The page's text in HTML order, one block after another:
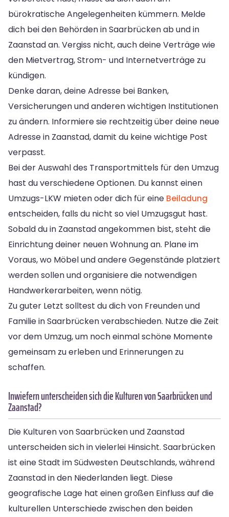
bürokratische Angelegenheiten kümmern. Melde
dich bei den Behörden in Saarbrücken ab und in
Zaanstad an. Vergiss nicht, auch deine Verträge wie
den Mietvertrag, Strom- und Internetverträge zu
kündigen.
Denke daran, deine Adresse bei Banken,
Versicherungen und anderen wichtigen Institutionen
zu ändern. Informiere sie rechtzeitig über deine neue
Adresse in Zaanstad, damit du keine wichtige Post
verpasst.
Bei der Auswahl des Transportmittels für den Umzug
hast du verschiedene Optionen. Du kannst einen
Umzugs-LKW mieten oder dich für eine Beiladung
entscheiden, falls du nicht so viel Umzugsgut hast.
Sobald du in Zaanstad angekommen bist, steht die
Einrichtung deiner neuen Wohnung an. Plane im
Voraus, wo Möbel und andere Gegenstände platziert
werden sollen und organisiere die notwendigen
Handwerkerarbeiten, wenn nötig.
Zu guter Letzt solltest du dich von Freunden und
Familie in Saarbrücken verabschieden. Nutze die Zeit
vor dem Umzug, um noch einmal schöne Momente
gemeinsam zu erleben und Erinnerungen zu
schaffen.
Inwiefern unterscheiden sich die Kulturen von Saarbrücken und
Zaanstad?
Die Kulturen von Saarbrücken und Zaanstad
unterscheiden sich in vielerlei Hinsicht. Saarbrücken
ist eine Stadt im Südwesten Deutschlands, während
Zaanstad in den Niederlanden liegt. Diese
geografische Lage hat einen großen Einfluss auf die
kulturellen Unterschiede zwischen den beiden